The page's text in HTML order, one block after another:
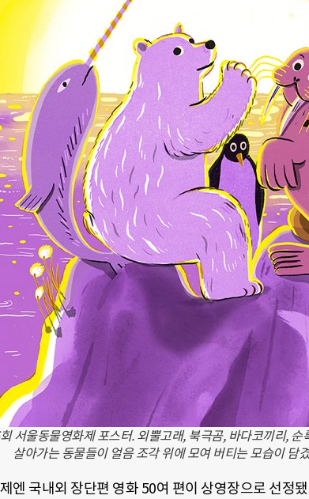
서울동물영화제 포스터. 외뿔고래, 북극곰, 바다코끼리, 순
살아가는 동물들이 얼음 조각 위에 모여 버티는 모습이 담
엔 국내외 장단편 영화 50여 편이 상영장으로 선정